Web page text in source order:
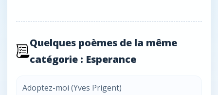
Quelques poèmes de la même
catégorie : Esperance
Adoptez-moi (Yves Prigent)